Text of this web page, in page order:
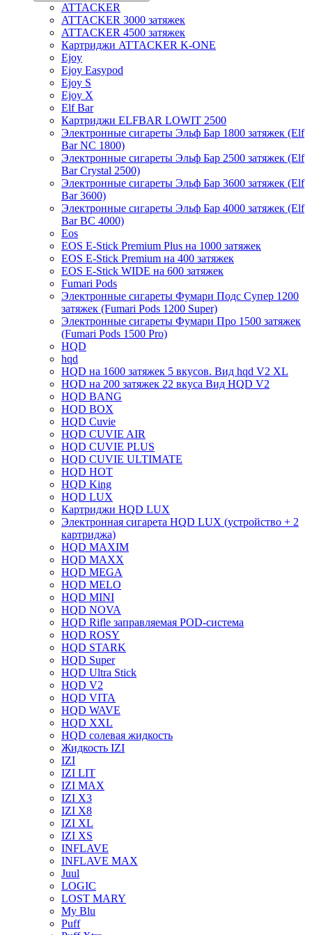
ATTACKER
ATTACKER 3000 затяжек
ATTACKER 4500 затяжек
Картриджи ATTACKER K-ONE
Ejoy
Ejoy Easypod
Ejoy S
Ejoy X
Elf Bar
Картриджи ELFBAR LOWIT 2500
Электронные сигареты Эльф Бар 1800 затяжек (Elf
Bar NC 1800)
Электронные сигареты Эльф Бар 2500 затяжек (Elf
Bar Crystal 2500)
Электронные сигареты Эльф Бар 3600 затяжек (Elf
Bar 3600)
Электронные сигареты Эльф Бар 4000 затяжек (Elf
Bar BC 4000)
Eos
EOS E-Stick Premium Plus на 1000 затяжек
EOS E-Stick Premium на 400 затяжек
EOS E-Stick WIDE на 600 затяжек
Fumari Pods
Электронные сигареты Фумари Подс Супер 1200
затяжек (Fumari Pods 1200 Super)
Электронные сигареты Фумари Про 1500 затяжек
(Fumari Pods 1500 Pro)
HQD
hqd
HQD на 1600 затяжек 5 вкусов. Вид hqd V2 XL
HQD на 200 затяжек 22 вкуса Вид HQD V2
HQD BANG
HQD BOX
HQD Cuvie
HQD CUVIE AIR
HQD CUVIE PLUS
HQD CUVIE ULTIMATE
HQD HOT
HQD King
HQD LUX
Картриджи HQD LUX
Электронная сигарета HQD LUX (устройство + 2
картриджа)
HQD MAXIM
HQD MAXX
HQD MEGA
HQD MELO
HQD MINI
HQD NOVA
HQD Rifle заправляемая POD-система
HQD ROSY
HQD STARK
HQD Super
HQD Ultra Stick
HQD V2
HQD VITA
HQD WAVE
HQD XXL
HQD солевая жидкость
Жидкость IZI
IZI
IZI LIT
IZI MAX
IZI X3
IZI X8
IZI XL
IZI XS
INFLAVE
INFLAVE MAX
Juul
LOGIC
LOST MARY
My Blu
Puff